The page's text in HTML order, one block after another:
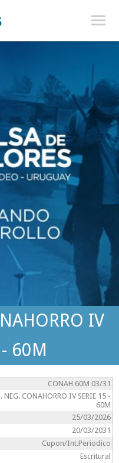
IV
60M
CONAH 60M 03/31
NEG. CONAHORRO IV SERIE 15 -
60M
25/03/2026
20/03/2031
Cupon/Int.Periodico
Escritural